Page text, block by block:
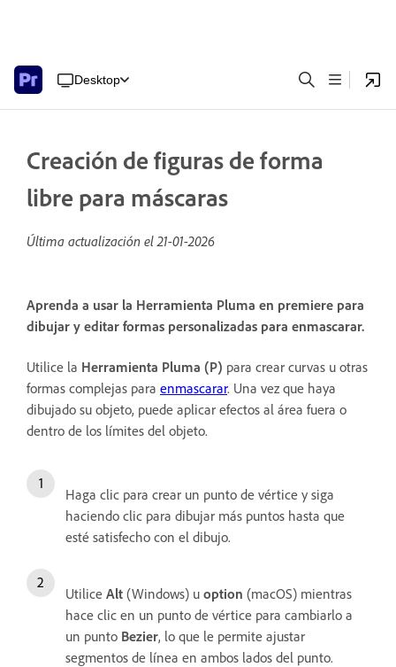
Desktop
Creación de figuras de forma
libre para máscaras
Última actualización el21-01-2026
Aprenda a usar la Herramienta Pluma en premiere para
dibujar y editar formas personalizadas para enmascarar.
Utilice la Herramienta Pluma (P) para crear curvas u otras
formas complejas para enmascarar. Una vez que haya
dibujado su objeto, puede aplicar efectos al área fuera o
dentro de los límites del objeto.
Haga clic para crear un punto de vértice y siga
haciendo clic para dibujar más puntos hasta que
esté satisfecho con el dibujo.
Utilice Alt (Windows) u option (macOS) mientras
hace clic en un punto de vértice para cambiarlo a
un punto Bezier, lo que le permite ajustar
segmentos de línea en ambos lados del punto.